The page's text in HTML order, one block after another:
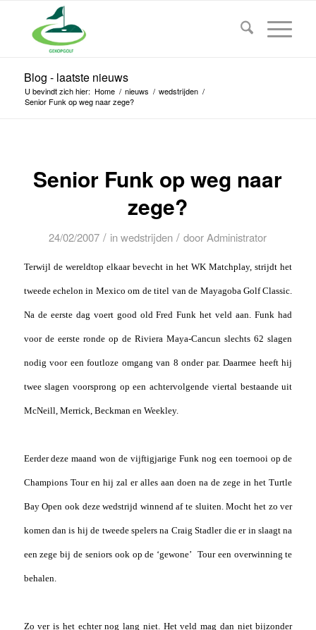
Blog - laatste nieuws
U bevindt zich hier: Home / nieuws / wedstrijden /
Senior Funk op weg naar zege?
Senior Funk op weg naar
zege?
24/02/2007 / inwedstrijden / door Administrator
Terwijl de wereldtop elkaar bevecht in het WK Matchplay, strijdt het
tweede echelon in Mexico om de titel van de Mayagoba Golf Classic.
Na de eerste dag voert good old Fred Funk het veld aan. Funk had
voor de eerste ronde op de Riviera Maya-Cancun slechts 62 slagen
nodig voor een foutloze omgang van 8 onder par. Daarmee heeft hij
twee slagen voorsprong op een achtervolgende viertal bestaande uit
McNeill, Merrick, Beckman en Weekley.
Eerder deze maand won de vijftigjarige Funk nog een toernooi op de
Champions Tour en hij zal er alles aan doen na de zege in het Turtle
Bay Open ook deze wedstrijd winnend af te sluiten. Mocht het zo ver
komen dan is hij de tweede spelers na Craig Stadler die er in slaagt na
een zege bij de seniors ook op de ‘gewone’ Tour een overwinning te
behalen.
Zo ver is het echter nog lang niet. Het veld mag dan niet bijzonder